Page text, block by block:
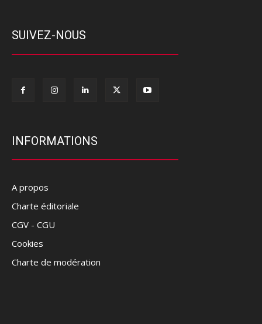
SUIVEZ-NOUS
INFORMATIONS
A propos
Charte éditoriale
CGV - CGU
Cookies
Charte de modération